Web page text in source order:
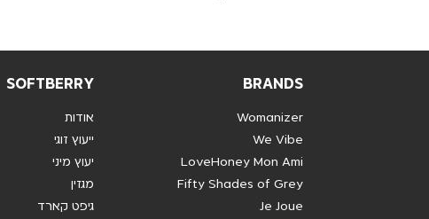
BRANDS
Womanizer
We Vibe
LoveHoney Mon Ami
Fifty Shades of Grey
Je Joue
SOFTBERRY
אודות
ייעוץ זוגי
יעוץ מיני
מגזין
גיפט קארד